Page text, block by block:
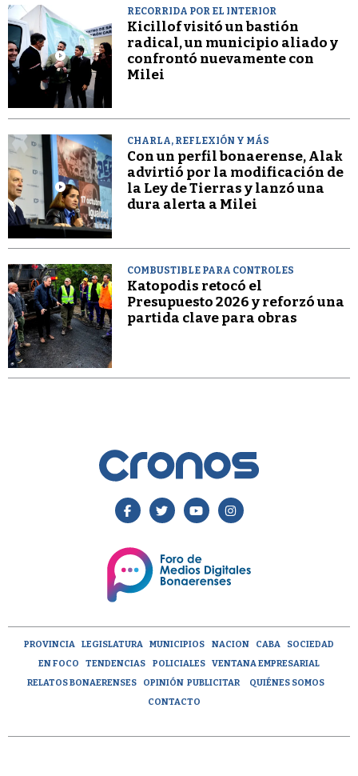
RECORRIDA POR EL INTERIOR
Kicillof visitó un bastión
radical, un municipio aliado y
confrontó nuevamente con
Milei
CHARLA, REFLEXIÓN Y MÁS
Con un perfil bonaerense, Alak
advirtió por la modificación de
la Ley de Tierras y lanzó una
dura alerta a Milei
COMBUSTIBLE PARA CONTROLES
Katopodis retocó el
Presupuesto 2026 y reforzó una
partida clave para obras
PROVINCIA LEGISLATURA MUNICIPIOS NACION CABA
SOCIEDAD
EN FOCO
TENDENCIAS POLICIALES
VENTANA EMPRESARIAL
RELATOS BONAERENSES
OPINIÓN PUBLICITAR
QUIÉNES SOMOS
CONTACTO